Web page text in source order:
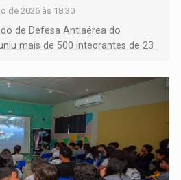
de 2026 às 18:30
de Defesa Antiaérea do
mais de 500 integrantes de 23